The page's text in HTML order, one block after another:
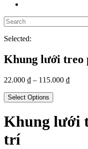
Selected:
Khung lưới
22.000 ₫ – 115.000 ₫
Select Options
Khung lưới
trí